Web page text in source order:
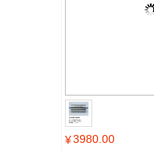
¥3980.00